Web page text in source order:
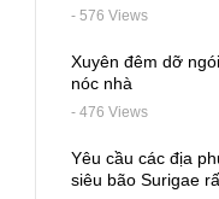
- 576 Views
Xuyên đêm dỡ
nóc nhà
- 476 Views
Yêu cầu các địa
siêu bão Surigae